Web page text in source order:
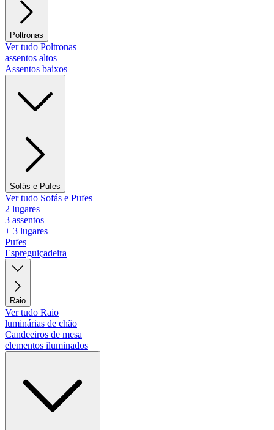
Poltronas
Ver tudo Poltronas
assentos altos
Assentos baixos
Sofás e Pufes
Ver tudo Sofás e Pufes
2 lugares
3 assentos
+ 3 lugares
Pufes
Espreguiçadeira
Raio
Ver tudo Raio
luminárias de chão
Candeeiros de mesa
elementos iluminados